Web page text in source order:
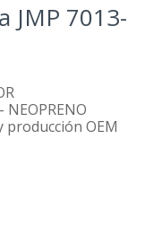
JMP 7013-
NEOPRENO
producción OEM